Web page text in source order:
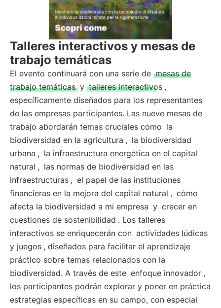
Talleres interactivos y mesas de
trabajo temáticas
El evento continuará con una serie de mesas de
trabajo temáticas y talleres interactivos ,
específicamente diseñados para los representantes
de las empresas participantes. Las nueve mesas de
trabajo abordarán temas cruciales como la
biodiversidad en la agricultura , la biodiversidad
urbana , la infraestructura energética en el capital
natural , las normas de biodiversidad en las
infraestructuras , el papel de las instituciones
financieras en la mejora del capital natural , cómo
afecta la biodiversidad a mi empresa y crecer en
cuestiones de sostenibilidad . Los talleres
interactivos se enriquecerán con actividades lúdicas
y juegos , diseñados para facilitar el aprendizaje
práctico sobre temas relacionados con la
biodiversidad. A través de este enfoque innovador ,
los participantes podrán explorar y poner en práctica
estrategias específicas en su campo, con especial